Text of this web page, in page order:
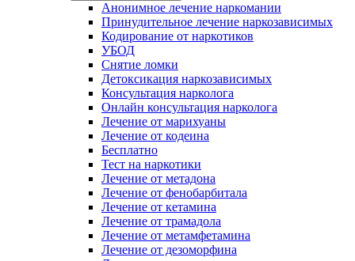
Анонимное лечение наркомании
Принудительное лечение наркозависимых
Кодирование от наркотиков
УБОД
Снятие ломки
Детоксикация наркозависимых
Консультация нарколога
Онлайн консультация нарколога
Лечение от марихуаны
Лечение от кодеина
Бесплатно
Тест на наркотики
Лечение от метадона
Лечение от фенобарбитала
Лечение от кетамина
Лечение от трамадола
Лечение от метамфетамина
Лечение от дезоморфина